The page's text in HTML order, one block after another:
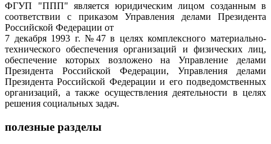
ФГУП "ППП" является юридическим лицом созданным в
соответствии с приказом Управления делами Президента
Российской Федерации от
7 декабря 1993 г. №47 в целях комплексного материально-
технического обеспечения организаций и физических лиц,
обеспечение которых возложено на Управление делами
Президента Российской Федерации, Управления делами
Президента Российской Федерации и его подведомственных
организаций, а также осуществления деятельности в целях
решения социальных задач.
полезные разделы